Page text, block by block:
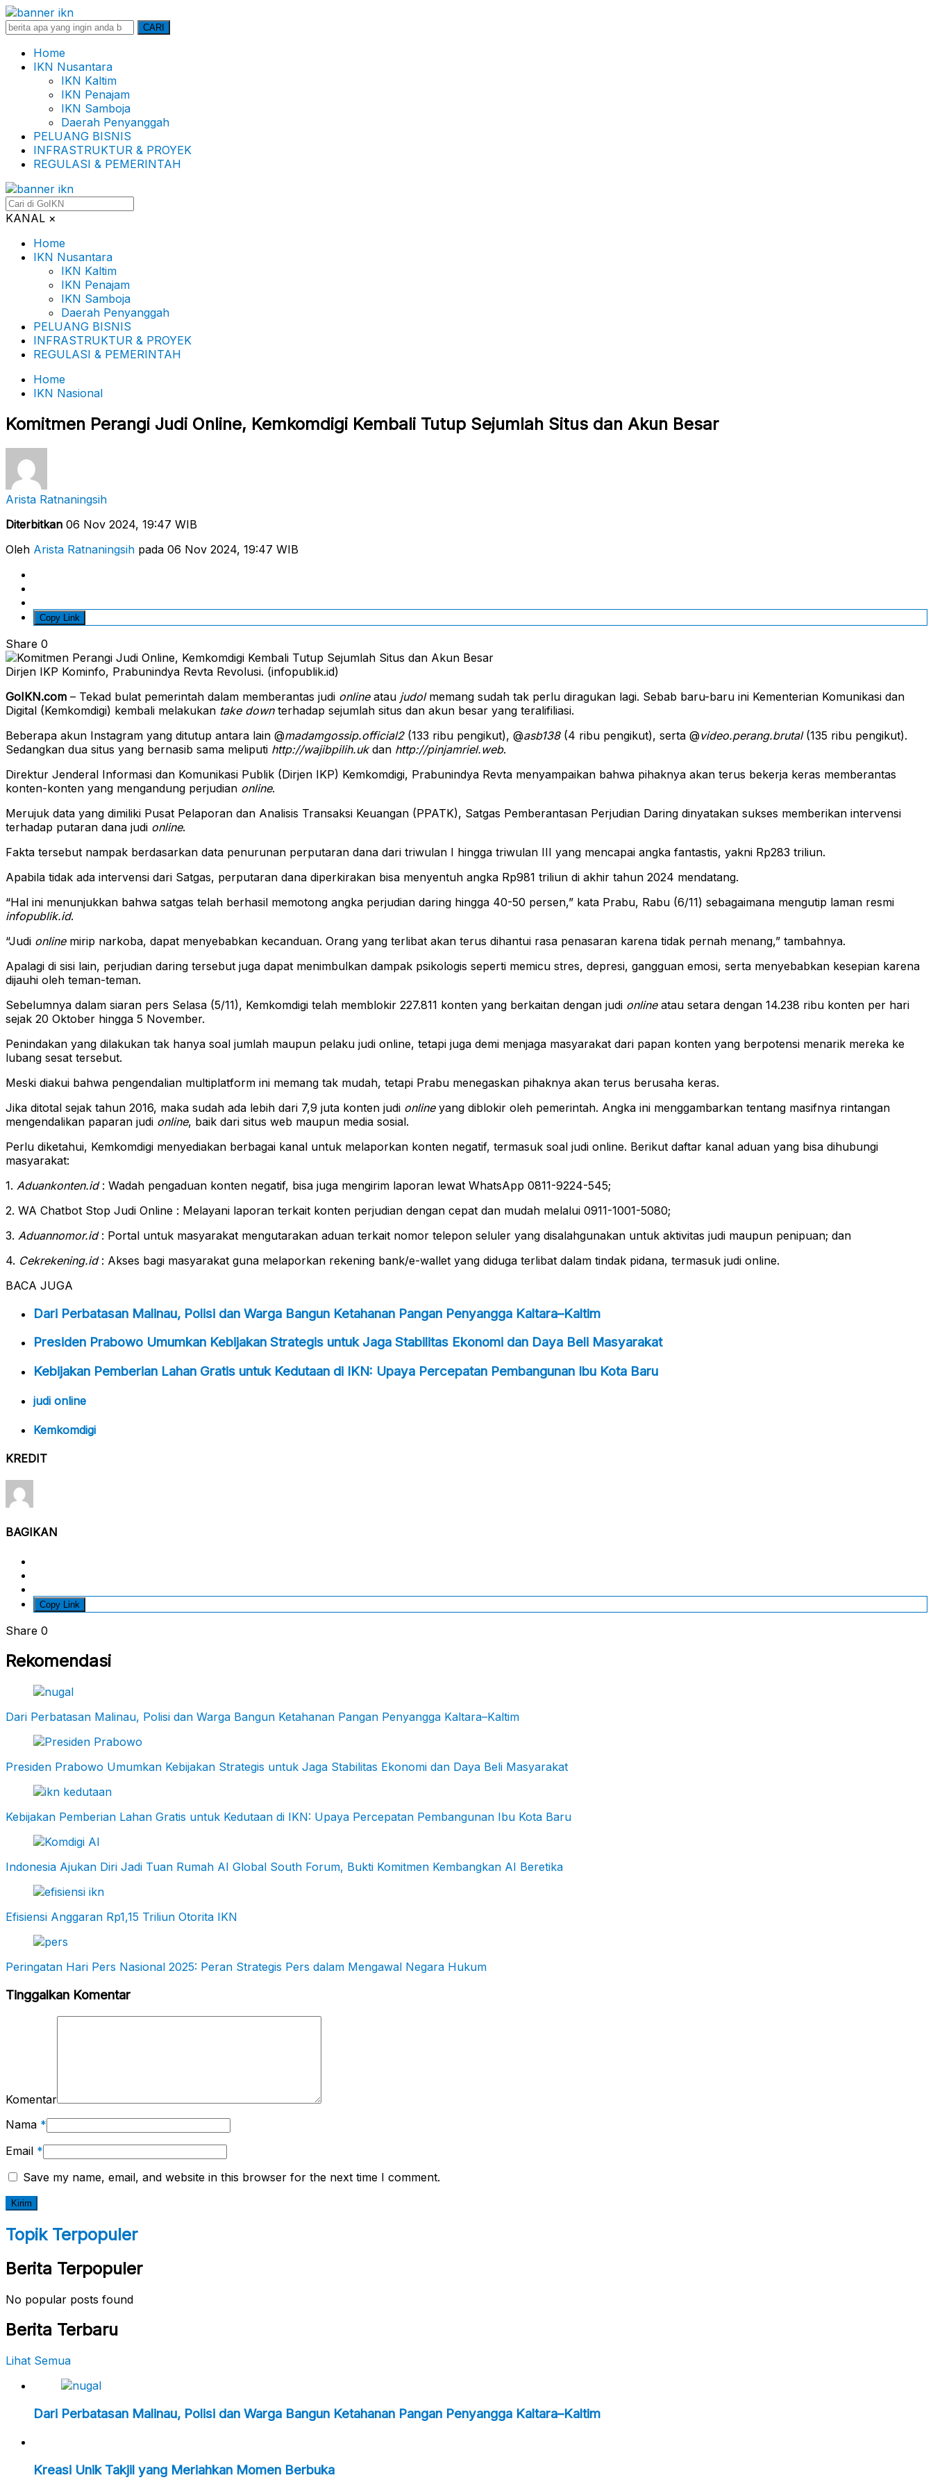
Search
CARI
Home
IKN Nusantara
IKN Kaltim
IKN Penajam
IKN Samboja
Daerah Penyanggah
PELUANG BISNIS
INFRASTRUKTUR & PROYEK
REGULASI & PEMERINTAH
KANAL ×
Home
IKN Nusantara
IKN Kaltim
IKN Penajam
IKN Samboja
Daerah Penyanggah
PELUANG BISNIS
INFRASTRUKTUR & PROYEK
REGULASI & PEMERINTAH
Home
IKN Nasional
Komitmen Perangi Judi Online, Kemkomdigi Kembali Tutup Sejumlah Situs dan Akun Besar
Arista Ratnaningsih
Diterbitkan 06 Nov 2024, 19:47 WIB
Oleh Arista Ratnaningsih pada 06 Nov 2024, 19:47 WIB
Copy Link
Share 0
Dirjen IKP Kominfo, Prabunindya Revta Revolusi. (infopublik.id)
GoIKN.com – Tekad bulat pemerintah dalam memberantas judi onlineatau judolmemang sudah tak perlu diragukan lagi. Sebab baru-baru ini Kementerian Komunikasi dan
Digital (Kemkomdigi) kembali melakukan take downterhadap sejumlah situs dan akun besar yang teralifiliasi.
Beberapa akun Instagram yang ditutup antara lain @madamgossip.official2(133 ribu pengikut), @asb138(4 ribu pengikut), serta @video.perang.brutal(135 ribu pengikut).
Sedangkan dua situs yang bernasib sama meliputi http://wajibpilih.ukdan http://pinjamriel.web.
Direktur Jenderal Informasi dan Komunikasi Publik (Dirjen IKP) Kemkomdigi, Prabunindya Revta menyampaikan bahwa pihaknya akan terus bekerja keras memberantas
konten-konten yang mengandung perjudian online.
Merujuk data yang dimiliki Pusat Pelaporan dan Analisis Transaksi Keuangan (PPATK), Satgas Pemberantasan Perjudian Daring dinyatakan sukses memberikan intervensi
terhadap putaran dana judi online.
Fakta tersebut nampak berdasarkan data penurunan perputaran dana dari triwulan I hingga triwulan III yang mencapai angka fantastis, yakni Rp283 triliun.
Apabila tidak ada intervensi dari Satgas, perputaran dana diperkirakan bisa menyentuh angka Rp981 triliun di akhir tahun 2024 mendatang.
“Hal ini menunjukkan bahwa satgas telah berhasil memotong angka perjudian daring hingga 40-50 persen,” kata Prabu, Rabu (6/11) sebagaimana mengutip laman resmi
infopublik.id.
“Judi onlinemirip narkoba, dapat menyebabkan kecanduan. Orang yang terlibat akan terus dihantui rasa penasaran karena tidak pernah menang,” tambahnya.
Apalagi di sisi lain, perjudian daring tersebut juga dapat menimbulkan dampak psikologis seperti memicu stres, depresi, gangguan emosi, serta menyebabkan kesepian karena
dijauhi oleh teman-teman.
Sebelumnya dalam siaran pers Selasa (5/11), Kemkomdigi telah memblokir 227.811 konten yang berkaitan dengan judi onlineatau setara dengan 14.238 ribu konten per hari
sejak 20 Oktober hingga 5 November.
Penindakan yang dilakukan tak hanya soal jumlah maupun pelaku judi online, tetapi juga demi menjaga masyarakat dari papan konten yang berpotensi menarik mereka ke
lubang sesat tersebut.
Meski diakui bahwa pengendalian multiplatform ini memang tak mudah, tetapi Prabu menegaskan pihaknya akan terus berusaha keras.
Jika ditotal sejak tahun 2016, maka sudah ada lebih dari 7,9 juta konten judi onlineyang diblokir oleh pemerintah. Angka ini menggambarkan tentang masifnya rintangan
mengendalikan paparan judi online, baik dari situs web maupun media sosial.
Perlu diketahui, Kemkomdigi menyediakan berbagai kanal untuk melaporkan konten negatif, termasuk soal judi online. Berikut daftar kanal aduan yang bisa dihubungi
masyarakat:
1. Aduankonten.id: Wadah pengaduan konten negatif, bisa juga mengirim laporan lewat WhatsApp 0811-9224-545;
2. WA Chatbot Stop Judi Online : Melayani laporan terkait konten perjudian dengan cepat dan mudah melalui 0911-1001-5080;
3. Aduannomor.id: Portal untuk masyarakat mengutarakan aduan terkait nomor telepon seluler yang disalahgunakan untuk aktivitas judi maupun penipuan; dan
4. Cekrekening.id: Akses bagi masyarakat guna melaporkan rekening bank/e-wallet yang diduga terlibat dalam tindak pidana, termasuk judi online.
BACA JUGA
Dari Perbatasan Malinau, Polisi dan Warga Bangun Ketahanan Pangan Penyangga Kaltara–Kaltim
Presiden Prabowo Umumkan Kebijakan Strategis untuk Jaga Stabilitas Ekonomi dan Daya Beli Masyarakat
Kebijakan Pemberian Lahan Gratis untuk Kedutaan di IKN: Upaya Percepatan Pembangunan Ibu Kota Baru
judi online
Kemkomdigi
KREDIT
BAGIKAN
Copy Link
Share 0
Rekomendasi
Dari Perbatasan Malinau, Polisi dan Warga Bangun Ketahanan Pangan Penyangga Kaltara–Kaltim
Presiden Prabowo Umumkan Kebijakan Strategis untuk Jaga Stabilitas Ekonomi dan Daya Beli Masyarakat
Kebijakan Pemberian Lahan Gratis untuk Kedutaan di IKN: Upaya Percepatan Pembangunan Ibu Kota Baru
Indonesia Ajukan Diri Jadi Tuan Rumah AI Global South Forum, Bukti Komitmen Kembangkan AI Beretika
Efisiensi Anggaran Rp1,15 Triliun Otorita IKN
Peringatan Hari Pers Nasional 2025: Peran Strategis Pers dalam Mengawal Negara Hukum
Tinggalkan Komentar
Komentar
Nama *
Email *
Save my name, email, and website in this browser for the next time I comment.
Topik Terpopuler
Berita Terpopuler
No popular posts found
Berita Terbaru
Lihat Semua
Dari Perbatasan Malinau, Polisi dan Warga Bangun Ketahanan Pangan Penyangga Kaltara–Kaltim
Kreasi Unik Takjil yang Meriahkan Momen Berbuka